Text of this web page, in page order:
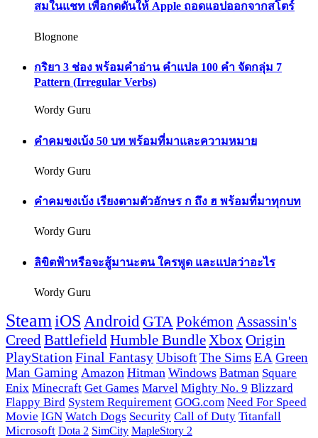
สมในแชท เพื่อกดดันให้ Apple ถอดแอปออกจากสโตร์
Blognone
กริยา 3 ช่อง พร้อมคำอ่าน คำแปล 100 คำ จัดกลุ่ม 7
Pattern (Irregular Verbs)
Wordy Guru
คำคมขงเบ้ง 50 บท พร้อมที่มาและความหมาย
Wordy Guru
คำคมขงเบ้ง เรียงตามตัวอักษร ก ถึง ฮ พร้อมที่มาทุกบท
Wordy Guru
ลิขิตฟ้าหรือจะสู้มานะตน ใครพูด และแปลว่าอะไร
Wordy Guru
SteamiOS Android GTAPokémon Assassin's
CreedBattlefieldHumble Bundle Xbox Origin
PlayStation Final FantasyUbisoftThe Sims EA Green
Man Gaming Amazon Hitman Windows Batman Square
Enix Minecraft Get Games Marvel Mighty No. 9 Blizzard
Flappy Bird System Requirement GOG.com Need For Speed
Movie IGN Watch Dogs Security Call of Duty Titanfall
Microsoft Dota 2 SimCity MapleStory 2